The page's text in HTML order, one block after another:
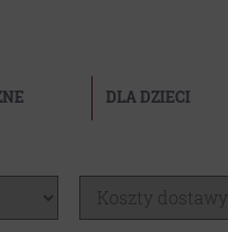
DLA DZIECI
Koszty dostawy